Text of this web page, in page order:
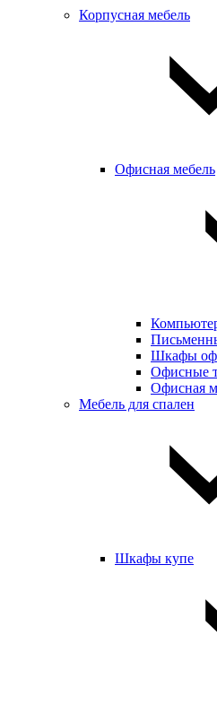
Корпусная мебель
Офисная мебель
Шкафы
Офисные
Офисная
Мебель для спален
Шкафы купе